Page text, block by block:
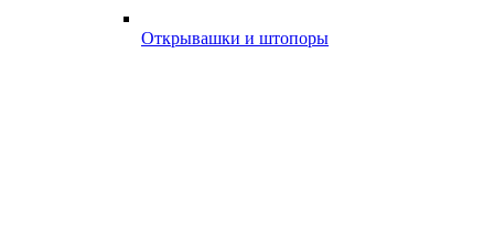
Открывашки и штопоры